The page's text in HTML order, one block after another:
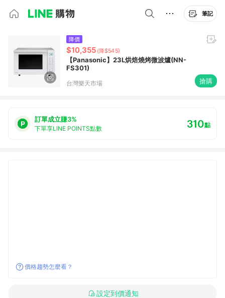
筆記
降價
$10,355 (降$545)
【Panasonic】23L烘焙燒烤微波爐(NN-
FS301)
台灣樂天市場 搶購
訂單成立賺3%
下單享LINE POINTS點數 310點
價格趨勢怎麼看？
設定到價通知